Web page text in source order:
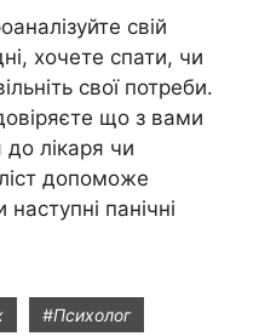
свій
хочете спати, чи
свої потреби.
що з вами
до лікаря чи
допоможе
панічні
#Психолог